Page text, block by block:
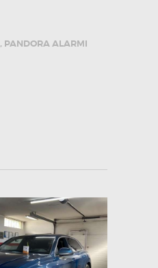
, PANDORA ALARMI